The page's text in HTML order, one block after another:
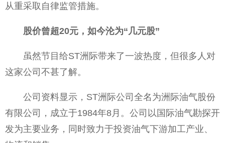
从重采取自律监管措施。
股价曾超20元，如今沦为“几元股”
虽然节目给ST洲际带来了一波热度，但很多人对
这家公司不甚了解。
公司资料显示，ST洲际公司全名为洲际油气股份
有限公司，成立于1984年8月。公司以国际油气勘探开
发为主要业务，同时致力于投资油气下游加工产业、